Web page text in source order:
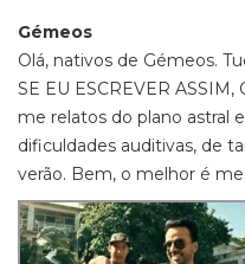
Gémeos
Olá, nativos de Gémeos.
SE EU ESCREVER
me relatos do plano astral
dificuldades auditivas, de
verão. Bem, o melhor é